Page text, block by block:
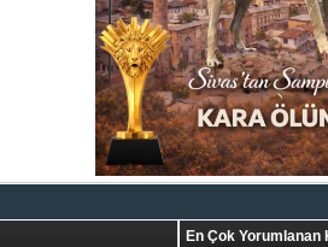
En Çok Yorumlanan